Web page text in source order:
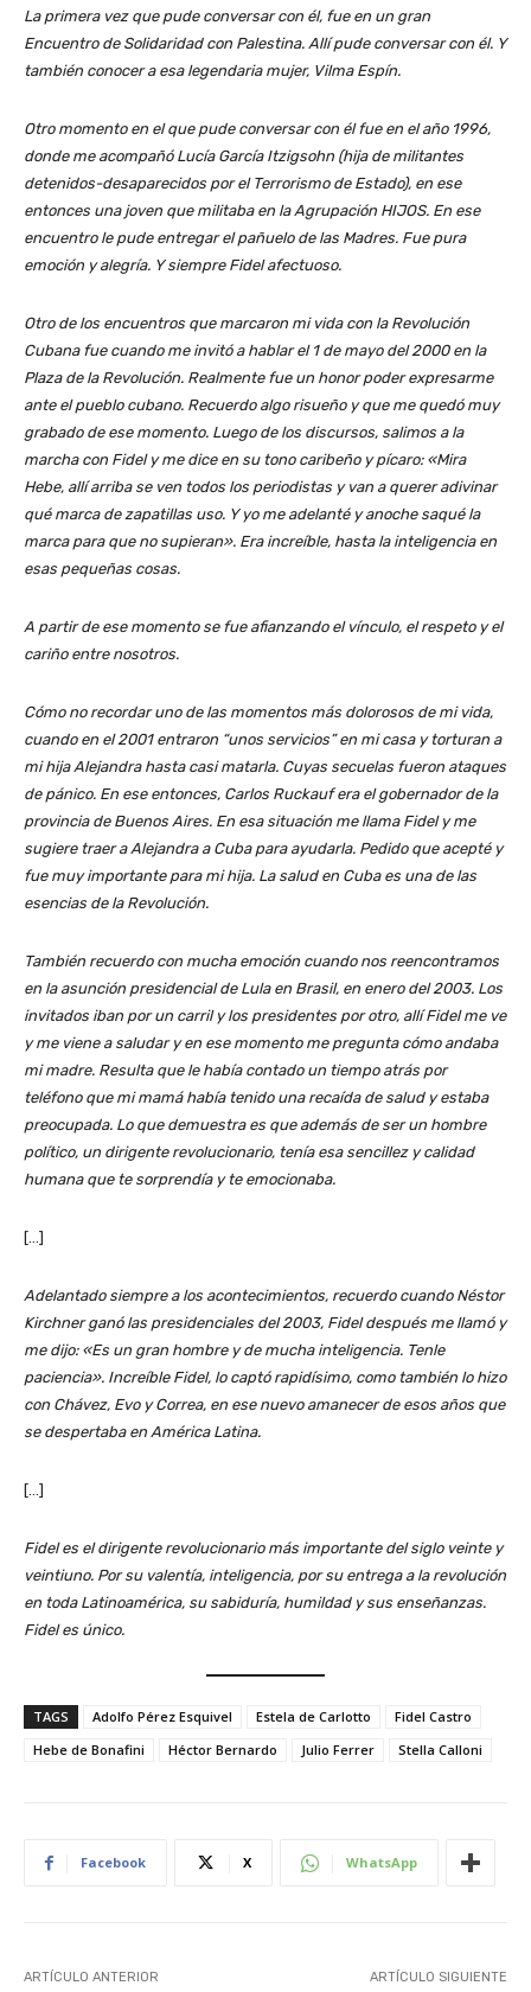
La primera vez que pude conversar con él, fue en un gran
Encuentro de Solidaridad con Palestina. Allí pude conversar con él. Y
también conocer a esa legendaria mujer, Vilma Espín.
Otro momento en el que pude conversar con él fue en el año 1996,
donde me acompañó Lucía García Itzigsohn (hija de militantes
detenidos-desaparecidos por el Terrorismo de Estado), en ese
entonces una joven que militaba en la Agrupación HIJOS. En ese
encuentro le pude entregar el pañuelo de las Madres. Fue pura
emoción y alegría. Y siempre Fidel afectuoso.
Otro de los encuentros que marcaron mi vida con la Revolución
Cubana fue cuando me invitó a hablar el 1 de mayo del 2000 en la
Plaza de la Revolución. Realmente fue un honor poder expresarme
ante el pueblo cubano. Recuerdo algo risueño y que me quedó muy
grabado de ese momento. Luego de los discursos, salimos a la
marcha con Fidel y me dice en su tono caribeño y pícaro: «Mira
Hebe, allí arriba se ven todos los periodistas y van a querer adivinar
qué marca de zapatillas uso. Y yo me adelanté y anoche saqué la
marca para que no supieran». Era increíble, hasta la inteligencia en
esas pequeñas cosas.
A partir de ese momento se fue afianzando el vínculo, el respeto y el
cariño entre nosotros.
Cómo no recordar uno de las momentos más dolorosos de mi vida,
cuando en el 2001 entraron “unos servicios” en mi casa y torturan a
mi hija Alejandra hasta casi matarla. Cuyas secuelas fueron ataques
de pánico. En ese entonces, Carlos Ruckauf era el gobernador de la
provincia de Buenos Aires. En esa situación me llama Fidel y me
sugiere traer a Alejandra a Cuba para ayudarla. Pedido que acepté y
fue muy importante para mi hija. La salud en Cuba es una de las
esencias de la Revolución.
También recuerdo con mucha emoción cuando nos reencontramos
en la asunción presidencial de Lula en Brasil, en enero del 2003. Los
invitados iban por un carril y los presidentes por otro, allí Fidel me ve
y me viene a saludar y en ese momento me pregunta cómo andaba
mi madre. Resulta que le había contado un tiempo atrás por
teléfono que mi mamá había tenido una recaída de salud y estaba
preocupada. Lo que demuestra es que además de ser un hombre
político, un dirigente revolucionario, tenía esa sencillez y calidad
humana que te sorprendía y te emocionaba.
[…]
Adelantado siempre a los acontecimientos, recuerdo cuando Néstor
Kirchner ganó las presidenciales del 2003, Fidel después me llamó y
me dijo: «Es un gran hombre y de mucha inteligencia. Tenle
paciencia». Increíble Fidel, lo captó rapidísimo, como también lo hizo
con Chávez, Evo y Correa, en ese nuevo amanecer de esos años que
se despertaba en América Latina.
[…]
Fidel es el dirigente revolucionario más importante del siglo veinte y
veintiuno. Por su valentía, inteligencia, por su entrega a la revolución
en toda Latinoamérica, su sabiduría, humildad y sus enseñanzas.
Fidel es único.
TAGS Adolfo Pérez Esquivel Estela de Carlotto
Fidel Castro
Hebe de Bonafini
Héctor Bernardo Julio Ferrer Stella Calloni
Facebook X WhatsApp
ARTÍCULO ANTERIOR ARTÍCULO SIGUIENTE